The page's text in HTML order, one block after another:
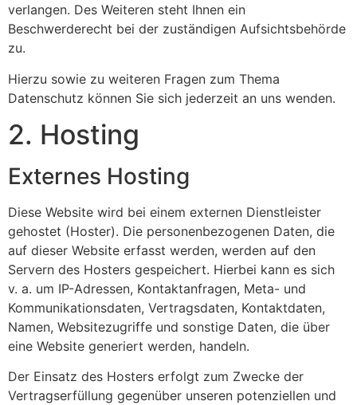
verlangen. Des Weiteren steht Ihnen ein
Beschwerderecht bei der zuständigen Aufsichtsbehörde
zu.
Hierzu sowie zu weiteren Fragen zum Thema
Datenschutz können Sie sich jederzeit an uns wenden.
2. Hosting
Externes Hosting
Diese Website wird bei einem externen Dienstleister
gehostet (Hoster). Die personenbezogenen Daten, die
auf dieser Website erfasst werden, werden auf den
Servern des Hosters gespeichert. Hierbei kann es sich
v. a. um IP-Adressen, Kontaktanfragen, Meta- und
Kommunikationsdaten, Vertragsdaten, Kontaktdaten,
Namen, Websitezugriffe und sonstige Daten, die über
eine Website generiert werden, handeln.
Der Einsatz des Hosters erfolgt zum Zwecke der
Vertragserfüllung gegenüber unseren potenziellen und